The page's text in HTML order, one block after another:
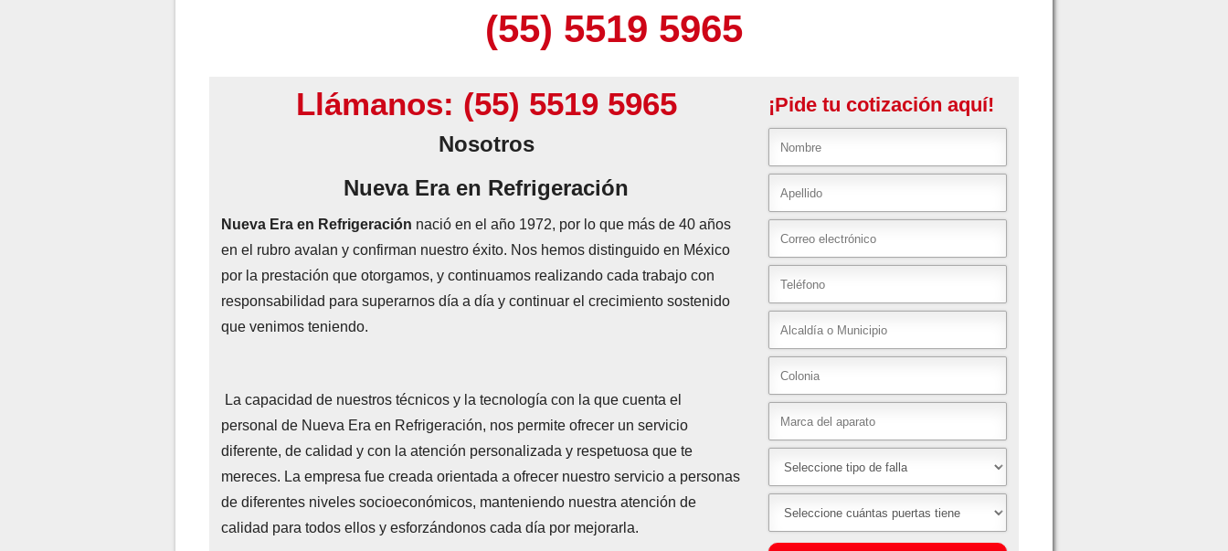
(55) 5519 5965
Llámanos: (55) 5519 5965
Nosotros
Nueva Era en Refrigeración
Nueva Era en Refrigeración nació en el año 1972, por lo que más de 40 años
en el rubro avalan y confirman nuestro éxito. Nos hemos distinguido en México
por la prestación que otorgamos, y continuamos realizando cada trabajo con
responsabilidad para superarnos día a día y continuar el crecimiento sostenido
que venimos teniendo.
La capacidad de nuestros técnicos y la tecnología con la que cuenta el
personal de Nueva Era en Refrigeración, nos permite ofrecer un servicio
diferente, de calidad y con la atención personalizada y respetuosa que te
mereces. La empresa fue creada orientada a ofrecer nuestro servicio a personas
de diferentes niveles socioeconómicos, manteniendo nuestra atención de
calidad para todos ellos y esforzándonos cada día por mejorarla.
¡Pide tu cotización aquí!